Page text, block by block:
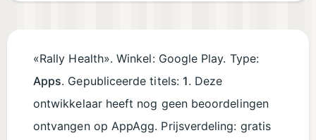
«Rally Health». Winkel: Google Play. Type:
Apps. Gepubliceerde titels: 1. Deze
ontwikkelaar heeft nog geen beoordelingen
ontvangen op AppAgg. Prijsverdeling: gratis